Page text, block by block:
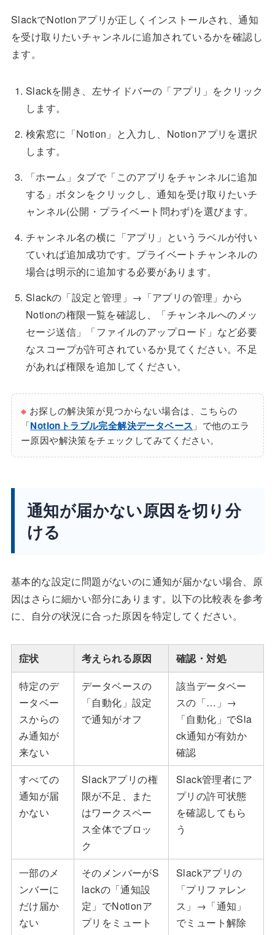
SlackでNotionアプリが正しくインストールされ、通知
を受け取りたいチャンネルに追加されているかを確認し
ます。
Slackを開き、左サイドバーの「アプリ」をクリック
します。
検索窓に「Notion」と入力し、Notionアプリを選択
します。
「ホーム」タブで「このアプリをチャンネルに追加
する」ボタンをクリックし、通知を受け取りたいチ
ャンネル(公開・プライベート問わず)を選びます。
チャンネル名の横に「アプリ」というラベルが付い
ていれば追加成功です。プライベートチャンネルの
場合は明示的に追加する必要があります。
Slackの「設定と管理」→「アプリの管理」から
Notionの権限一覧を確認し、「チャンネルへのメッ
セージ送信」「ファイルのアップロード」など必要
なスコープが許可されているか見てください。不足
があれば権限を追加してください。
※ お探しの解決策が見つからない場合は、こちらの
「Notionトラブル完全解決データベース 」で他のエラ
ー原因や解決策をチェックしてみてください。
通知が届かない原因を切り分
ける
基本的な設定に問題がないのに通知が届かない場合、原
因はさらに細かい部分にあります。以下の比較表を参考
に、自分の状況に合った原因を特定してください。
症状 考えられる原因
確認・対処
特定のデ
ータベー
スからの
み通知が
来ない
データベースの
「自動化」設定
で通知がオフ
該当データベー
スの「…」→
「自動化」でSla
ck通知が有効か
確認
すべての
通知が届
かない
Slackアプリの権
限が不足、また
はワークスペー
ス全体でブロッ
ク
Slack管理者にア
プリの許可状態
を確認してもら
う
一部のメ
ンバーに
だけ届か
ない
そのメンバーがS
lackの「通知設
定」でNotionア
プリをミュート
Slackアプリの
「プリファレン
ス」→「通知」
でミュート解除